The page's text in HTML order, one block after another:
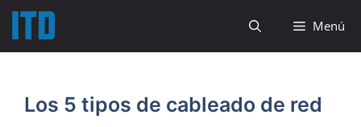
Saltar
contenido
Menú
Los 5 tipos de cableado de red